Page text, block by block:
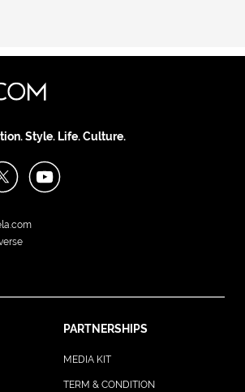
Style. Life. Culture.
PARTNERSHIPS
MEDIA KIT
TERM & CONDITION